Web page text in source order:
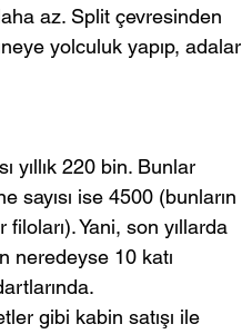
az. Split çevresinden
yolculuk yapıp, adalar
yıllık 220 bin. Bunlar
sayısı ise 4500 (bunların
filoları). Yani, son yıllarda
neredeyse 10 katı
gibi kabin satışı ile